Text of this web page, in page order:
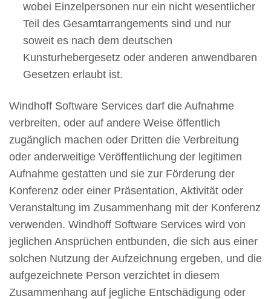
wobei Einzelpersonen nur ein nicht wesentlicher
Teil des Gesamtarrangements sind und nur
soweit es nach dem deutschen
Kunsturhebergesetz oder anderen anwendbaren
Gesetzen erlaubt ist.
Windhoff Software Services darf die Aufnahme
verbreiten, oder auf andere Weise öffentlich
zugänglich machen oder Dritten die Verbreitung
oder anderweitige Veröffentlichung der legitimen
Aufnahme gestatten und sie zur Förderung der
Konferenz oder einer Präsentation, Aktivität oder
Veranstaltung im Zusammenhang mit der Konferenz
verwenden. Windhoff Software Services wird von
jeglichen Ansprüchen entbunden, die sich aus einer
solchen Nutzung der Aufzeichnung ergeben, und die
aufgezeichnete Person verzichtet in diesem
Zusammenhang auf jegliche Entschädigung oder